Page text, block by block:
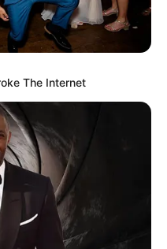
The Internet